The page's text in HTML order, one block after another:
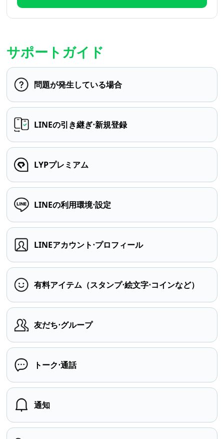
サポートガイド
問題が発生している場合
LINEの引き継ぎ⋅新規登録
LYPプレミアム
LINEの利用環境⋅設定
LINEアカウント⋅プロフィール
有料アイテム（スタンプ⋅絵文字⋅コインなど）
友だち⋅グループ
トーク⋅通話
通知